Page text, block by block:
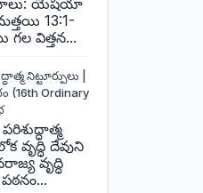
యెషయా
13:1-
విత్తన...
నిట్టూర్పులు |
Ordinary
వృద్ధి దేవుని
వృద్ధి